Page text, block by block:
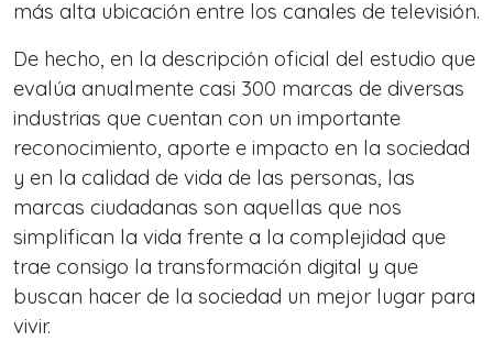
más alta ubicación entre los canales de televisión.
De hecho, en la descripción oficial del estudio que
evalúa anualmente casi 300 marcas de diversas
industrias que cuentan con un importante
reconocimiento, aporte e impacto en la sociedad
y en la calidad de vida de las personas, las
marcas ciudadanas son aquellas que nos
simplifican la vida frente a la complejidad que
trae consigo la transformación digital y que
buscan hacer de la sociedad un mejor lugar para
vivir.